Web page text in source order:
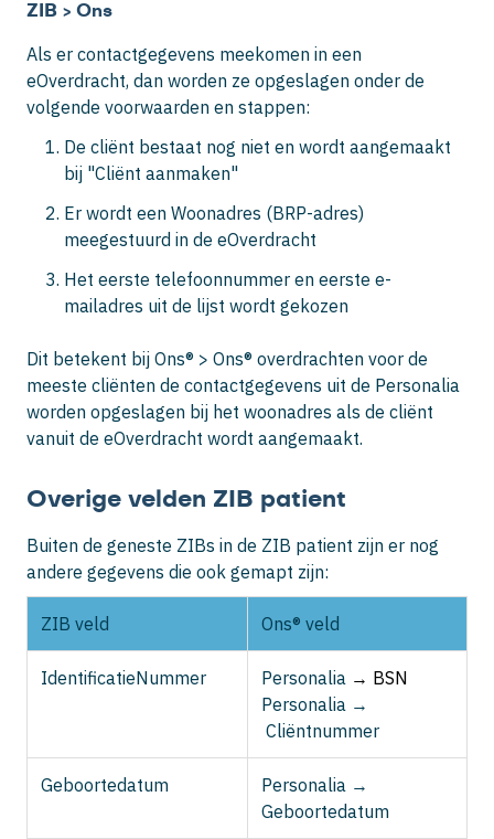
ZIB > Ons
Als er contactgegevens meekomen in een
eOverdracht, dan worden ze opgeslagen onder de
volgende voorwaarden en stappen:
De cliënt bestaat nog niet en wordt aangemaakt
bij "Cliënt aanmaken"
Er wordt een Woonadres (BRP-adres)
meegestuurd in de eOverdracht
Het eerste telefoonnummer en eerste e-
mailadres uit de lijst wordt gekozen
Dit betekent bij Ons® > Ons® overdrachten voor de
meeste cliënten de contactgegevens uit de Personalia
worden opgeslagen bij het woonadres als de cliënt
vanuit de eOverdracht wordt aangemaakt.
Overige velden ZIB patient
Buiten de geneste ZIBs in de ZIB patient zijn er nog
andere gegevens die ook gemapt zijn:
ZIB veld Ons® veld
IdentificatieNummer Personalia → BSN
Personalia →
Cliëntnummer
Geboortedatum
Personalia →
Geboortedatum